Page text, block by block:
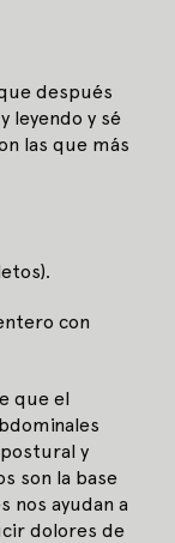
después
leyendo y sé
las que más
con
que el
y
son la base
nos ayudan a
dolores de